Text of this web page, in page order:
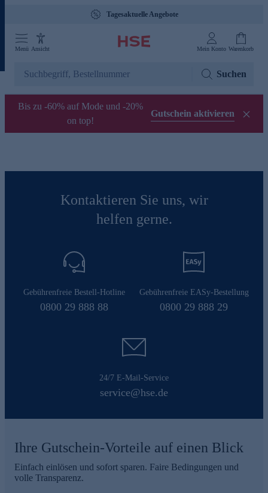
Tagesaktuelle Angebote
Menü Ansicht Mein Konto Warenkorb
Suchen
Bis zu -60% auf Mode und -20%
on top!
Gutschein aktivieren
Kontaktieren Sie uns, wir
helfen gerne.
Gebührenfreie Bestell-Hotline
0800 29 888 88
Gebührenfreie EASy-Bestellung
0800 29 888 29
24/7 E-Mail-Service
service@hse.de
Ihre Gutschein-Vorteile auf einen Blick
Einfach einlösen und sofort sparen. Faire Bedingungen und
volle Transparenz.